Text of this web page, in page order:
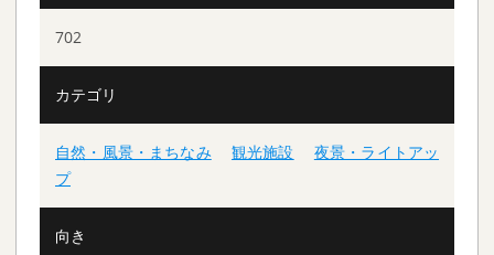
702
カテゴリ
自然・風景・まちなみ 観光施設
夜景・ライトアッ
プ
向き